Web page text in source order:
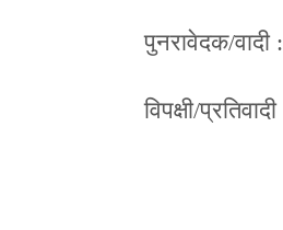
पुनरावेदक/वादी :
विपक्षी/प्रतिवादी